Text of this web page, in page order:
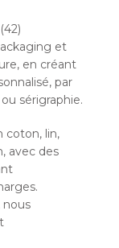
et
en créant
par
sérigraphie.
coton, lin,
avec des
nous